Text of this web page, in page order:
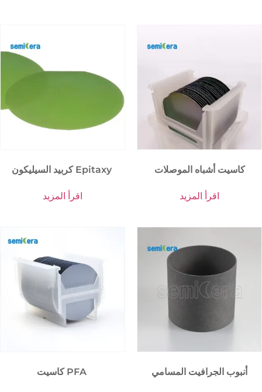
كربيد السيليكون Epitaxy
اقرأ المزيد
كاسيت أشباه الموصلات
اقرأ المزيد
كاسيت PFA أنبوب الجرافيت المسامي